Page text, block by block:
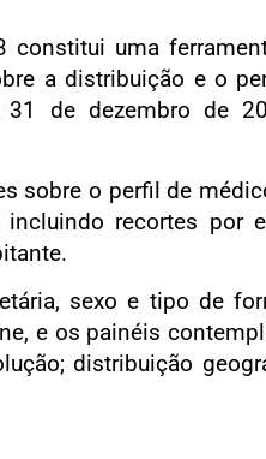
uma
a distribuição e o
de dezembro de
sobre o perfil de
recortes por
sexo e tipo de
e os painéis
distribuição